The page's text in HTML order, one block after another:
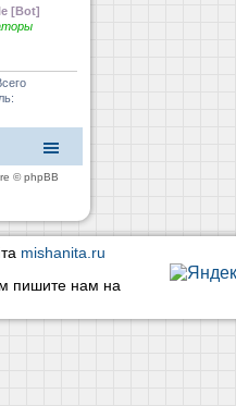
[Bot]
© phpBB
mishanita.ru
пишите нам на